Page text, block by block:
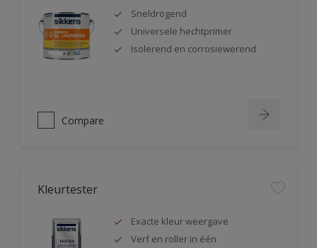
Sneldrogend
Universele hechtprimer
Isolerend en corrosiewerend
Compare
Kleurtester
Exacte kleur weergave
Verf en roller in één